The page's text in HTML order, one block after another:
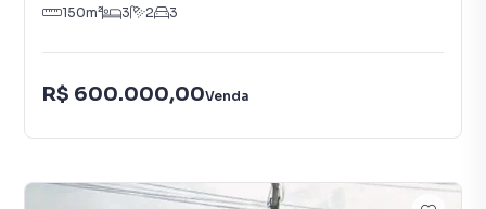
150m² 3 2 3
R$ 600.000,00Venda